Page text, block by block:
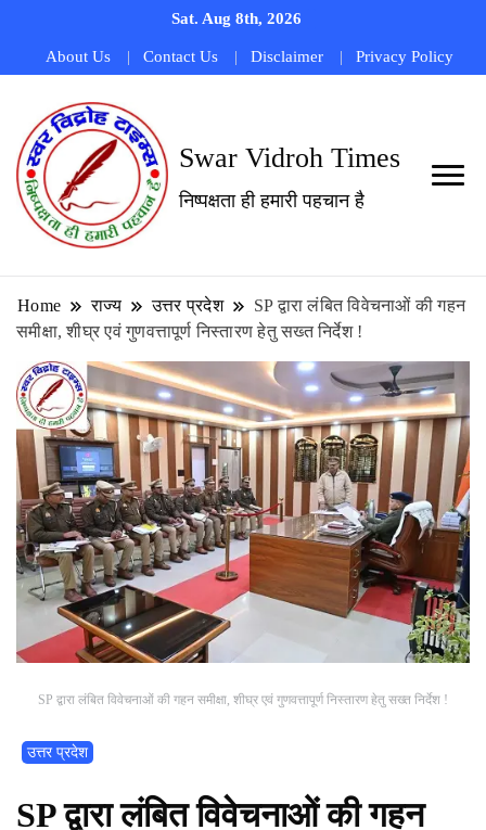
Sat. Aug 8th, 2026
About Us Contact Us Disclaimer Privacy Policy
Swar Vidroh Times
निष्पक्षता ही हमारी पहचान है
Home राज्य उत्तर प्रदेश
SP द्वारा लंबित विवेचनाओं की गहन
समीक्षा, शीघ्र एवं गुणवत्तापूर्ण निस्तारण हेतु सख्त निर्देश !
SP द्वारा लंबित विवेचनाओं की गहन समीक्षा, शीघ्र एवं गुणवत्तापूर्ण निस्तारण हेतु सख्त निर्देश !
उत्तर प्रदेश
SP द्वारा लंबित विवेचनाओं की गहन